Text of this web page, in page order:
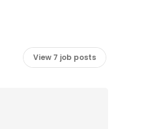
View 7 job posts